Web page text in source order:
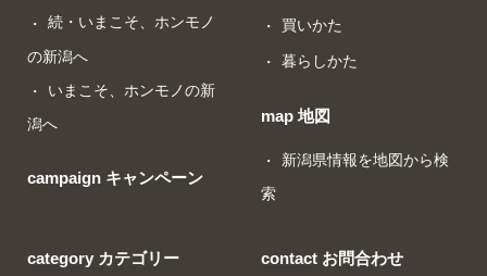
続・いまこそ、ホンモノ
の新潟へ
いまこそ、ホンモノの新
潟へ
campaign キャンペーン
買いかた
暮らしかた
map 地図
新潟県情報を地図から検
索
category カテゴリー contact お問合わせ